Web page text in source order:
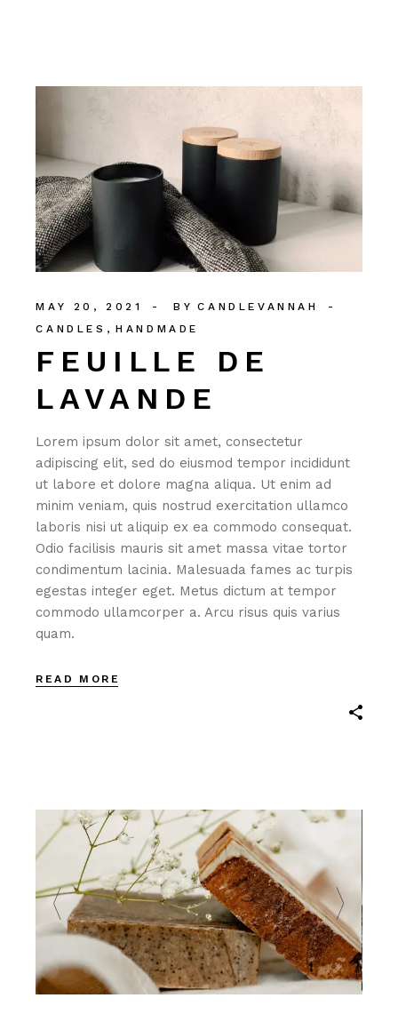
MAY 20, 2021 BY CANDLEVANNAH
CANDLES
HANDMADE
FEUILLE DE
LAVANDE
Lorem ipsum dolor sit amet, consectetur
adipiscing elit, sed do eiusmod tempor incididunt
ut labore et dolore magna aliqua. Ut enim ad
minim veniam, quis nostrud exercitation ullamco
laboris nisi ut aliquip ex ea commodo consequat.
Odio facilisis mauris sit amet massa vitae tortor
condimentum lacinia. Malesuada fames ac turpis
egestas integer eget. Metus dictum at tempor
commodo ullamcorper a. Arcu risus quis varius
quam.
READ MORE